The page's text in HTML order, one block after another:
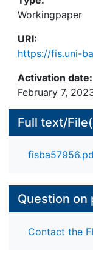
Workingpaper
URI:
https://fis.uni-
Activation date:
February 7,
Full text/
Question on
Contact the